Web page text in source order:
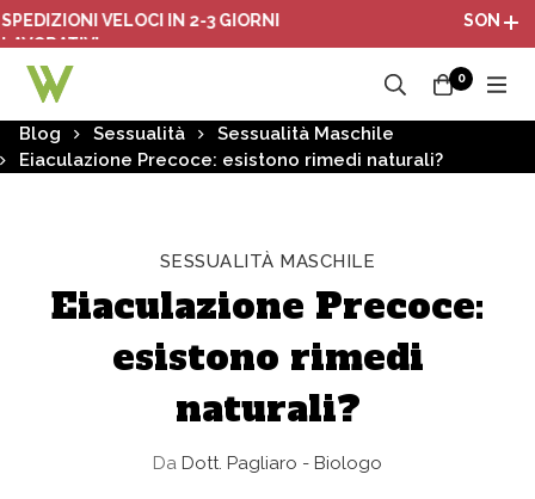
VELOCI IN 2-3 GIORNI
SONO
0
Blog Sessualità
Sessualità Maschile
Eiaculazione Precoce: esistono rimedi naturali?
SESSUALITÀ MASCHILE
Eiaculazione Precoce:
esistono rimedi
naturali?
Da Dott. Pagliaro - Biologo